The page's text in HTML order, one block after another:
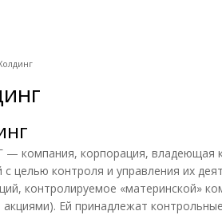
компания, корпорация, владеющая
с целью контроля и управления их
контролируемое «материнской»
акциями). Ей принадлежат